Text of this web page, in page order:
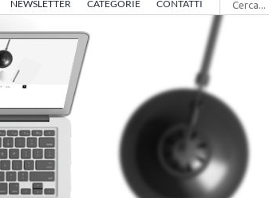
NEWSLETTER CATEGORIE CONTATTI
per: